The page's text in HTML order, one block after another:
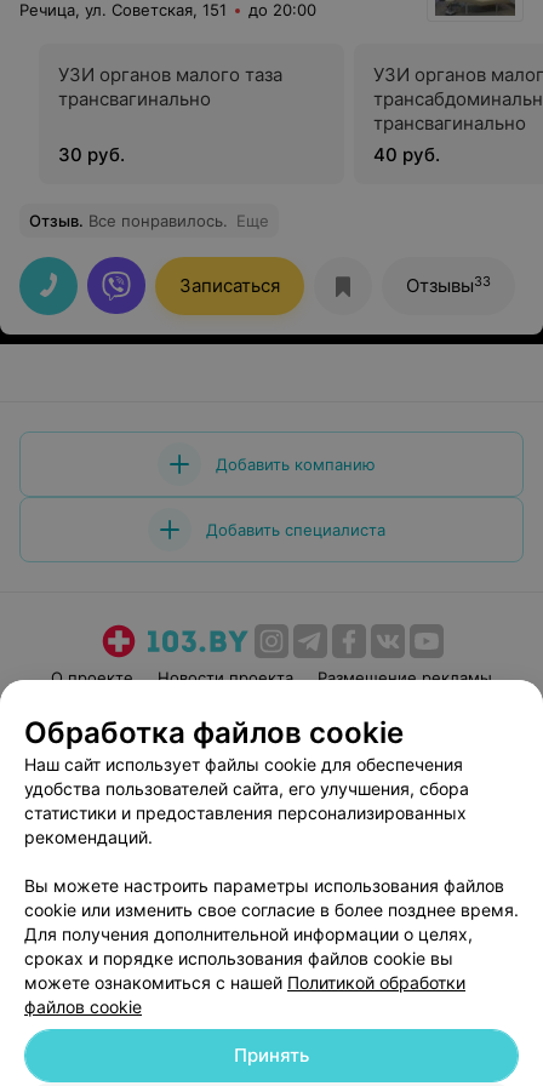
Речица, ул. Советская, 151 до 20:00
УЗИ органов малого таза
трансвагинально
30 руб.
УЗИ органов
трансвагинально
40 руб.
Отзыв. Все понравилось. Еще
Записаться Отзывы33
Добавить компанию
Добавить специалиста
О проекте Новости проекта
Размещение рекламы
Пользовательское соглашение
Способы оплаты
Вакансии
Партнеры
Написать руководителю 103.by
Персональные настройки cookie
Обработка персональных данных
© 2026 ООО «Артокс Лаб», УНП 191700409| 220012, Республика Беларусь,
Обработка файлов cookie
Наш сайт использует файлы cookie для обеспечения
удобства пользователей сайта, его улучшения, сбора
статистики и предоставления персонализированных
рекомендаций.
Вы можете настроить параметры использования файлов
cookie или изменить свое согласие в более позднее время.
Для получения дополнительной информации о целях,
сроках и порядке использования файлов cookie вы
можете ознакомиться с нашей Политикой обработки
файлов cookie
Принять